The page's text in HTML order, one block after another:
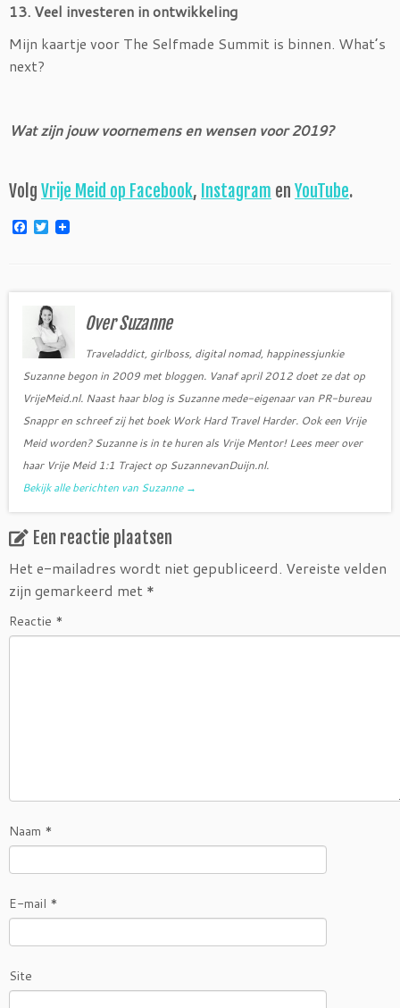
13. Veel investeren in ontwikkeling
Mijn kaartje voor The Selfmade Summit is binnen. What’s
next?
Wat zijn jouw voornemens en wensen voor 2019?
Volg Vrije Meid op Facebook, Instagram en YouTube.
F
o
T
w
e
r
Over Suzanne
Traveladdict, girlboss, digital nomad, happinessjunkie
Suzanne begon in 2009 met bloggen. Vanaf april 2012 doet ze dat op
VrijeMeid.nl. Naast haar blog is Suzanne mede-eigenaar van PR-bureau
Snappr en schreef zij het boek Work Hard Travel Harder. Ook een Vrije
Meid worden? Suzanne is in te huren als Vrije Mentor! Lees meer over
haar Vrije Meid 1:1 Traject op SuzannevanDuijn.nl.
Bekijk alle berichten van Suzanne →
Een reactie plaatsen
Het e-mailadres wordt niet gepubliceerd. Vereiste velden
zijn gemarkeerd met *
Reactie *
Naam *
E-mail *
Site